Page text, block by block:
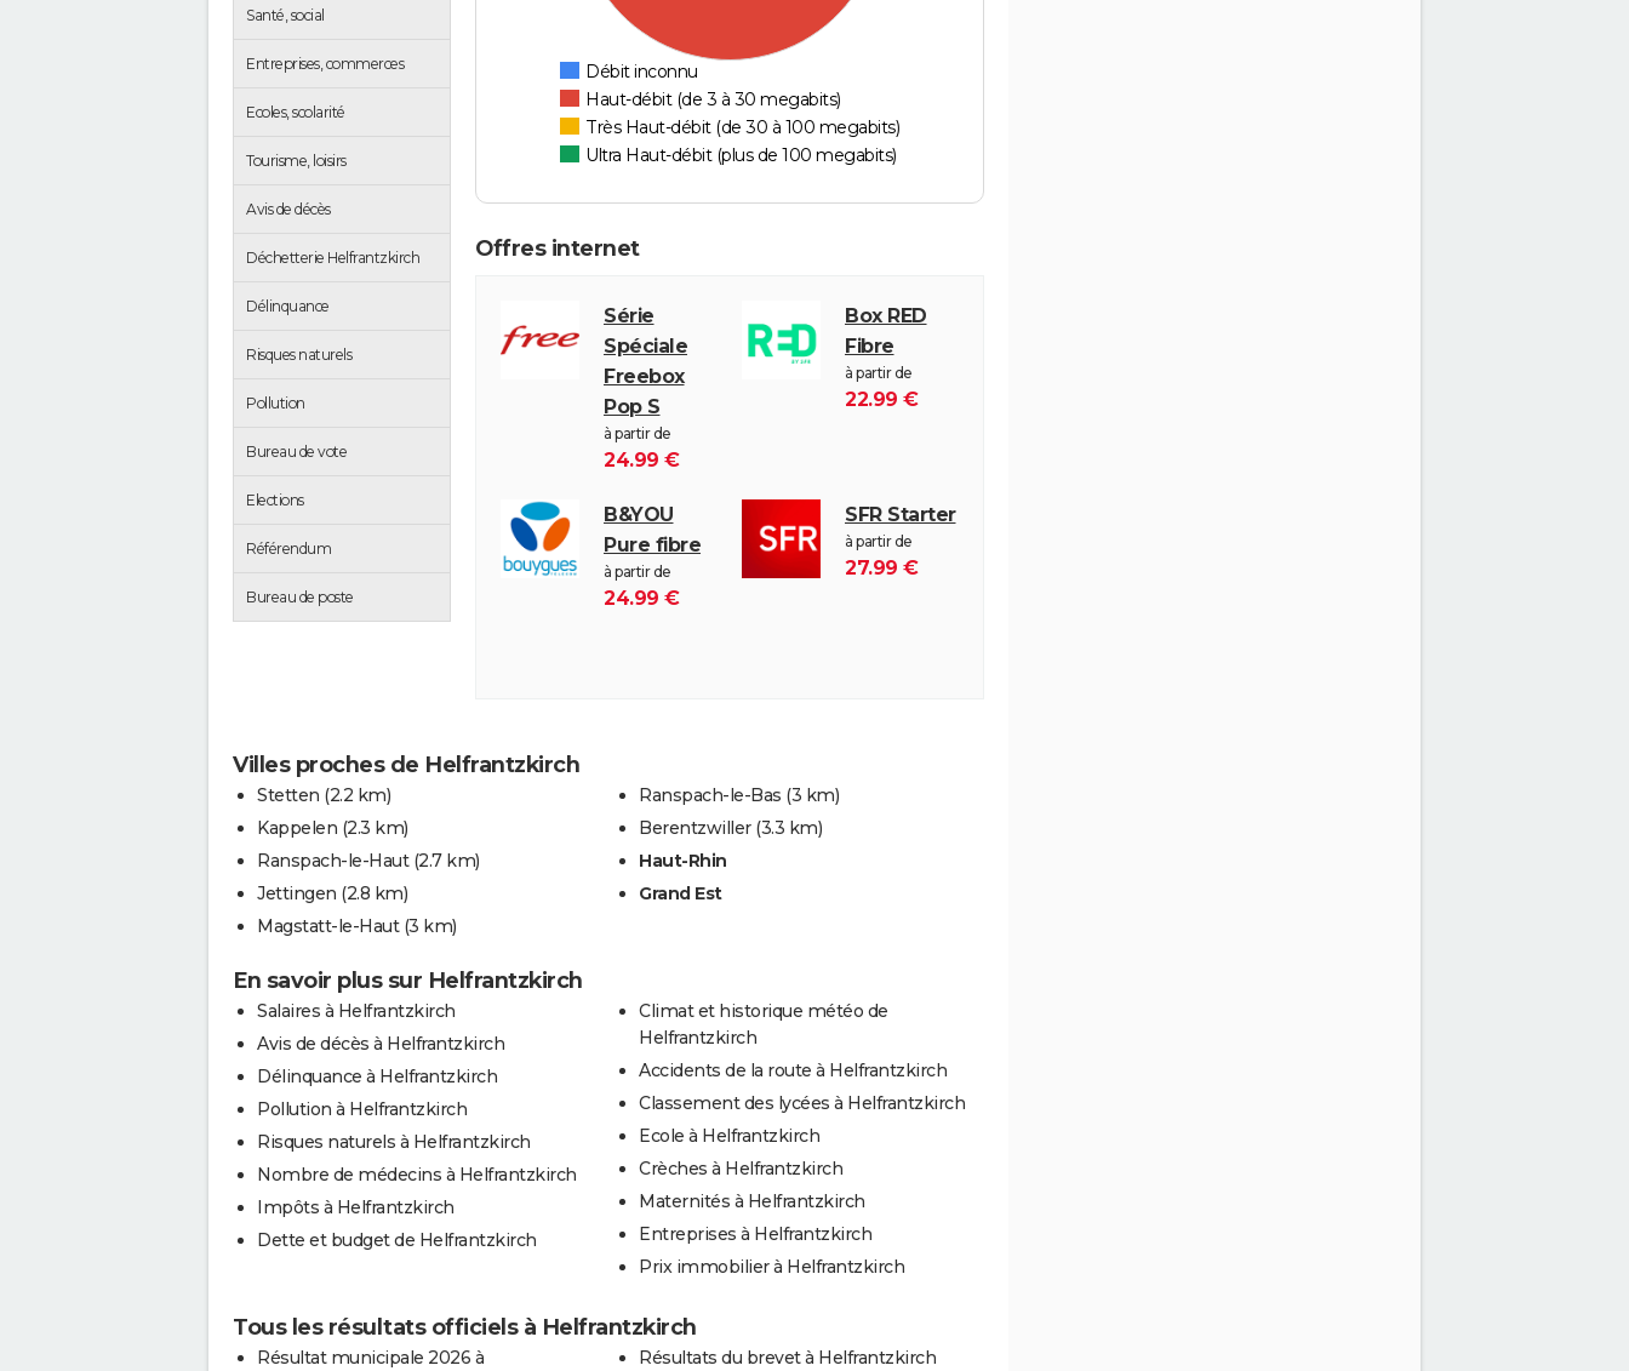
Santé, social
Entreprises, commerces
Ecoles, scolarité
Tourisme, loisirs
Avis de décès
Déchetterie Helfrantzkirch
Délinquance
Risques naturels
Pollution
Bureau de vote
Elections
Référendum
Bureau de poste
Débit inconnu
Haut-débit (de 3 à 30 megabits)
Très Haut-débit (de 30 à 100 megabits)
Ultra Haut-débit (plus de 100 megabits)
Offres internet
Série
Spéciale
Freebox
Pop S
à partir de
24.99 €
Box RED
Fibre
à partir de
22.99 €
B&YOU
Pure fibre
à partir de
24.99 €
SFR Starter
à partir de
27.99 €
Villes proches de Helfrantzkirch
Stetten (2.2 km)
Kappelen (2.3 km)
Ranspach-le-Haut (2.7 km)
Jettingen (2.8 km)
Magstatt-le-Haut (3 km)
Ranspach-le-Bas (3 km)
Berentzwiller (3.3 km)
Haut-Rhin
Grand Est
En savoir plus sur Helfrantzkirch
Salaires à Helfrantzkirch
Avis de décès à Helfrantzkirch
Délinquance à Helfrantzkirch
Pollution à Helfrantzkirch
Risques naturels à Helfrantzkirch
Nombre de médecins à Helfrantzkirch
Impôts à Helfrantzkirch
Dette et budget de Helfrantzkirch
Climat et historique météo de
Helfrantzkirch
Accidents de la route à Helfrantzkirch
Classement des lycées à Helfrantzkirch
Ecole à Helfrantzkirch
Crèches à Helfrantzkirch
Maternités à Helfrantzkirch
Entreprises à Helfrantzkirch
Prix immobilier à Helfrantzkirch
Tous les résultats officiels à Helfrantzkirch
Résultat municipale 2026 à
Résultats du brevet à Helfrantzkirch